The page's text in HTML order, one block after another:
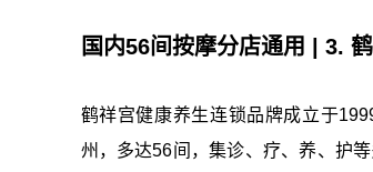
国内56间按摩分店通用 | 3.
鹤祥宫健康养生连锁品牌成立于
州，多达56间，集诊、疗、养、护